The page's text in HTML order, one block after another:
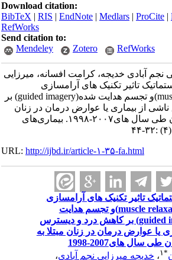
Download citation:
BibTeX|RIS|EndNote|Medlars|ProCite
RefWorks
Send citation to:
Mendeley
Zotero RefWorks
نجم آبادی خدیجه، کرامت افسانه، میرزایی
تاثیر تکنیک های آرامسازی
عضلانی(muscle relaxation)و تجسم هدایت شده(guided imagery) بر
از بیماری یا عوارض درمان در زنان
مبتلا به سرطان پستان طی سال های۲۰۰۷-۱۹۹۸. بیماری‌های
URL:http://ijbd.ir/article-۱-۳۵-fa.html
تاثیر تکنیک های آرامسازی
عضلانی(muscle relaxation)و تجسم هدایت
شده(guided imagery) بر کاهش درد و دیسترس
یا عوارض درمان در زنان مبتلا به
های2007-1998
*۱،خدیجه میرزایی نجم آبادی،